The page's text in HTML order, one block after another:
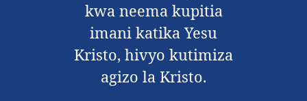
kwa neema kupitia
imani katika Yesu
Kristo, hivyo kutimiza
agizo la Kristo.